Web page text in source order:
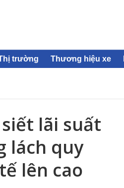
trường Thương hiệu xe
lãi suất
lách quy
lên cao